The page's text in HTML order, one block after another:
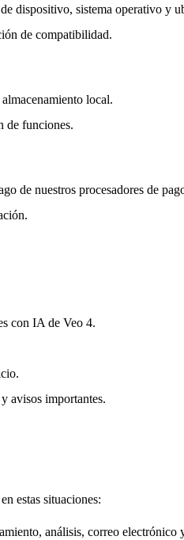
dispositivo, sistema operativo y
de compatibilidad.
local.
de funciones.
de nuestros procesadores de
con IA de Veo 4.
avisos importantes.
estas situaciones:
análisis, correo